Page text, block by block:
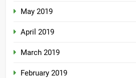
May 2019
April 2019
March 2019
February 2019